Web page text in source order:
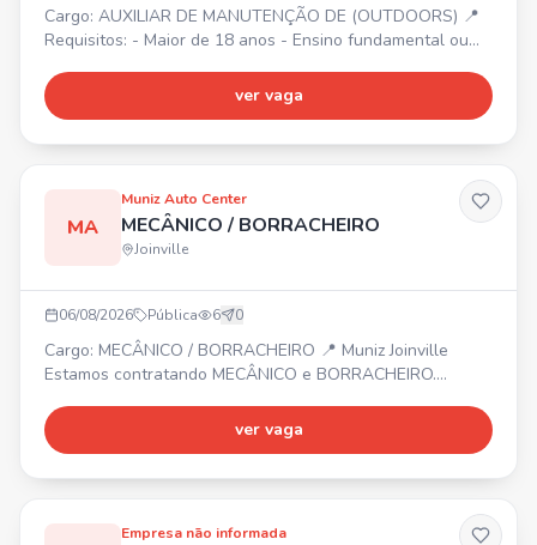
Cargo: AUXILIAR DE MANUTENÇÃO DE (OUTDOORS) 📍
Requisitos: - Maior de 18 anos - Ensino fundamental ou
Conhecimento básico em instalação, montagem ou
serralheria - Disponibilidade para trabalhar em altura e
ver vaga
MA
Muniz Auto Center
MECÂNICO / BORRACHEIRO
Joinville
06/08/2026 Pública 6 0
Cargo: MECÂNICO / BORRACHEIRO 📍 Muniz Joinville
Estamos contratando MECÂNICO e BORRACHEIRO.
informado.
ver vaga
Empresa não informada